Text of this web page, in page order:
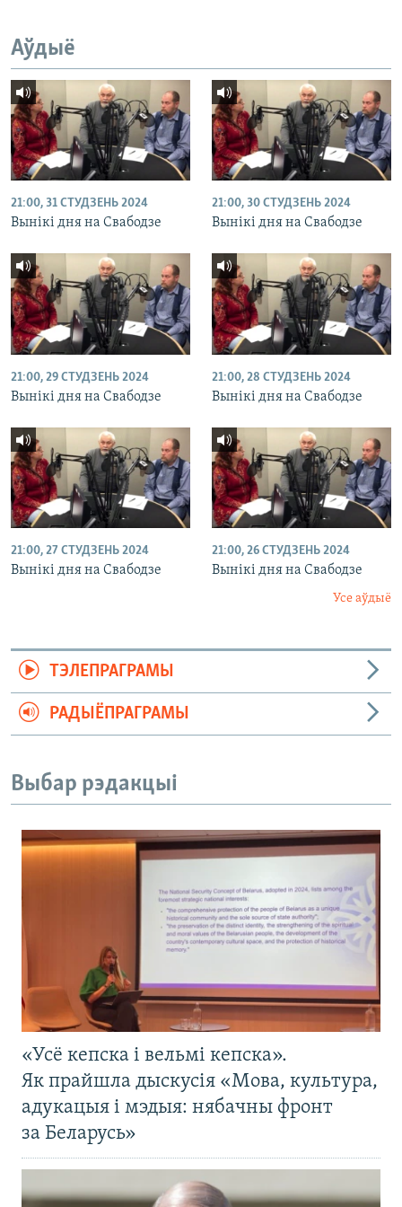
Аўдыё
21:00, 31 СТУДЗЕНЬ 2024
Вынікі дня на Свабодзе
21:00, 30 СТУДЗЕНЬ 2024
Вынікі дня на Свабодзе
21:00, 29 СТУДЗЕНЬ 2024
Вынікі дня на Свабодзе
21:00, 28 СТУДЗЕНЬ 2024
Вынікі дня на Свабодзе
21:00, 27 СТУДЗЕНЬ 2024
Вынікі дня на Свабодзе
21:00, 26 СТУДЗЕНЬ 2024
Вынікі дня на Свабодзе
Усе аўдыё
ТЭЛЕПРАГРАМЫ
РАДЫЁПРАГРАМЫ
Выбар рэдакцыі
«Усё кепска і вельмі кепска».
Як прайшла дыскусія «Мова, культура,
адукацыя і мэдыя: нябачны фронт
за Беларусь»